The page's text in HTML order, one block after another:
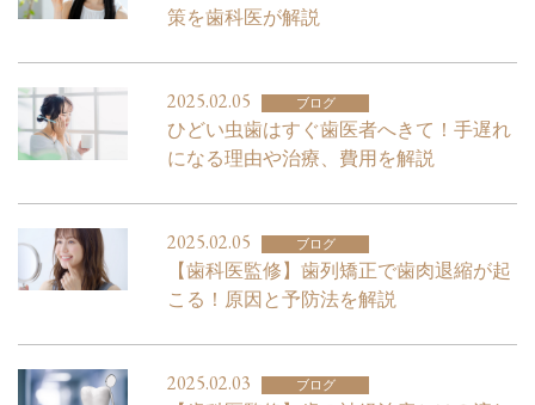
策を歯科医が解説
2025.02.05 ブログ
ひどい虫歯はすぐ歯医者へきて！手遅れ
になる理由や治療、費用を解説
2025.02.05 ブログ
【歯科医監修】歯列矯正で歯肉退縮が起
こる！原因と予防法を解説
2025.02.03 ブログ